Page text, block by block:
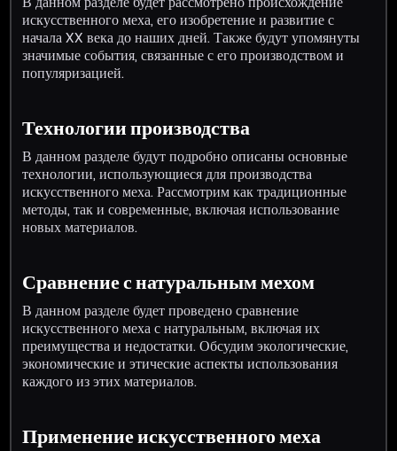
искусственного меха, его изобретение и развитие с
начала XX века до наших дней. Также будут упомянуты
значимые события, связанные с его производством и
популяризацией.
Технологии производства
В данном разделе будут подробно описаны основные
технологии, использующиеся для производства
искусственного меха. Рассмотрим как традиционные
методы, так и современные, включая использование
новых материалов.
Сравнение с натуральным мехом
В данном разделе будет проведено сравнение
искусственного меха с натуральным, включая их
преимущества и недостатки. Обсудим экологические,
экономические и этические аспекты использования
каждого из этих материалов.
Применение искусственного меха